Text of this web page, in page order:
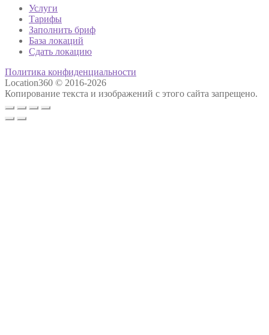
Услуги
Тарифы
Заполнить бриф
База локаций
Сдать локацию
Политика конфиденциальности
Location360 © 2016-2026
Копирование текста и изображений с этого сайта запрещено.